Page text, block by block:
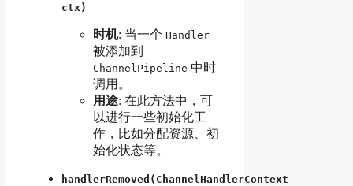
ctx)
时机: 当一个 Handler
被添加到
ChannelPipeline 中时
调用。
用途: 在此方法中，可
以进行一些初始化工
作，比如分配资源、初
始化状态等。
handlerRemoved(ChannelHandlerContext